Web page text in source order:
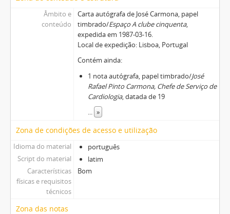
Âmbito e
conteúdo
Carta autógrafa de José Carmona, papel
timbrado/Espaço A clube cinquenta,
expedida em 1987-03-16.
Local de expedição: Lisboa, Portugal
Contém ainda:
1 nota autógrafa, papel timbrado/José
Rafael Pinto Carmona, Chefe de Serviço de
Cardiologia, datada de 19
... »
Zona de condições de acesso e utilização
Idioma do material
português
Script do material
latim
Características
físicas e requisitos
técnicos
Bom
Zona das notas